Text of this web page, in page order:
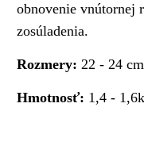
obnovenie vnútornej
zosúladenia.
Rozmery: 22 - 24 cm
Hmotnosť: 1,4 -